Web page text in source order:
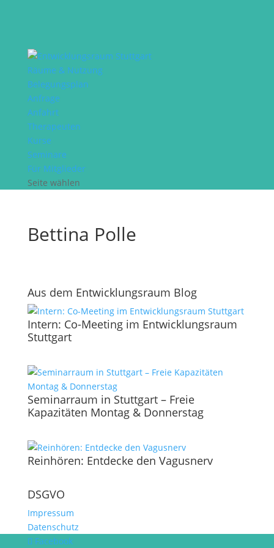
Räume & Nutzung
Belegungsplan
Anfrage
Anfahrt
Therapeuten
Kurse
Seminare
Für Mitglieder
Seite wählen
Bettina Polle
Aus dem Entwicklungsraum Blog
Intern: Co-Meeting im Entwicklungsraum
Stuttgart
Seminarraum in Stuttgart – Freie
Kapazitäten Montag & Donnerstag
Reinhören: Entdecke den Vagusnerv
DSGVO
Impressum
Datenschutz
Facebook